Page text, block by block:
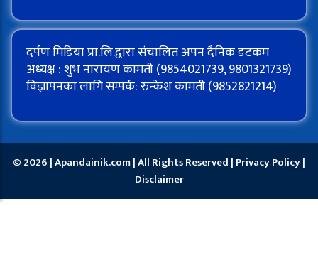
दर्पण मिडिया प्रा.लि.द्वारा संचालित अपन दैनिक डटकम
अध्यक्ष : शुभ नारायण कामती (9854021739, 9801321739)
विज्ञापनका लागि सम्पर्क: रुन्केश कामती (9852821214)
© 2026 | Apandainik.com | All Rights Reserved | Privacy Policy|
Disclaimer